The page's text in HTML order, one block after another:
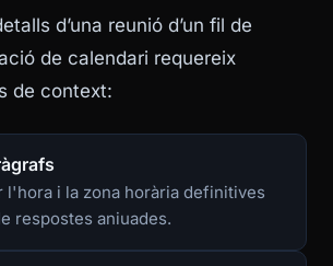
d’una reunió d’un fil de
de calendari requereix
de context:
l'hora i la zona horària definitives
respostes aniuades.